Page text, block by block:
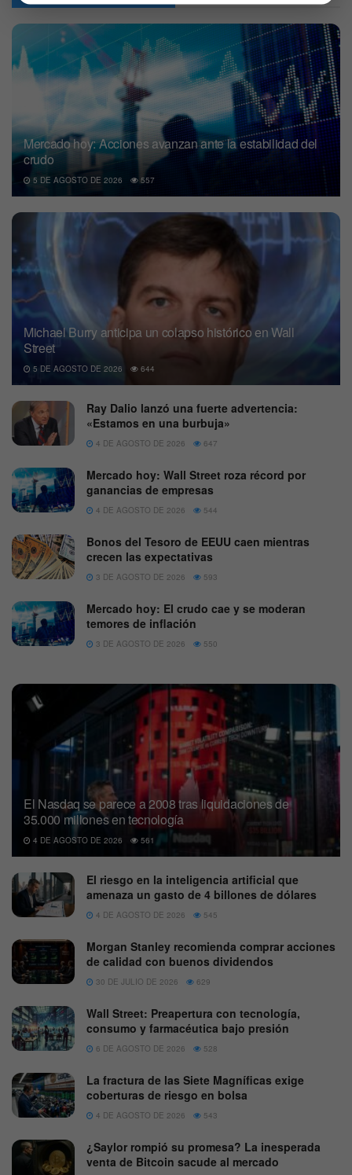
Mercado hoy: Acciones avanzan ante la estabilidad del
crudo
5 DE AGOSTO DE 2026 557
Michael Burry anticipa un colapso histórico en Wall
Street
5 DE AGOSTO DE 2026 644
Ray Dalio lanzó una fuerte advertencia:
«Estamos en una burbuja»
4 DE AGOSTO DE 2026 647
Mercado hoy: Wall Street roza récord por
ganancias de empresas
4 DE AGOSTO DE 2026 544
Bonos del Tesoro de EEUU caen mientras
crecen las expectativas
3 DE AGOSTO DE 2026 593
Mercado hoy: El crudo cae y se moderan
temores de inflación
3 DE AGOSTO DE 2026 550
El Nasdaq se parece a 2008 tras liquidaciones de
35.000 millones en tecnología
4 DE AGOSTO DE 2026 561
El riesgo en la inteligencia artificial que
amenaza un gasto de 4 billones de dólares
4 DE AGOSTO DE 2026 545
Morgan Stanley recomienda comprar acciones
de calidad con buenos dividendos
30 DE JULIO DE 2026 629
Wall Street: Preapertura con tecnología,
consumo y farmacéutica bajo presión
6 DE AGOSTO DE 2026 528
La fractura de las Siete Magníficas exige
coberturas de riesgo en bolsa
4 DE AGOSTO DE 2026 543
¿Saylor rompió su promesa? La inesperada
venta de Bitcoin sacude al mercado